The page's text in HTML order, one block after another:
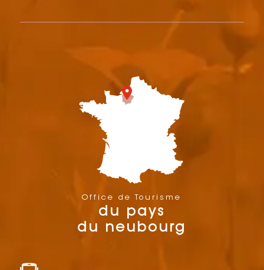
Office de Tourisme
du pays
du neubourg